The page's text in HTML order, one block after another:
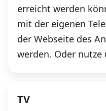
erreicht werden
mit der eigenen
der Webseite des
werden. Oder nutze
TV